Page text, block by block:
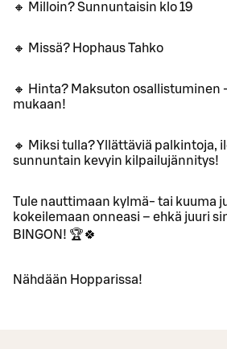
🔸 Milloin? Sunnuntaisin klo 19
🔸 Missä? Hophaus Tahko
🔸 Hinta? Maksuton osallistuminen
mukaan!
🔸 Miksi tulla? Yllättäviä palkintoja,
sunnuntain kevyin kilpailujännitys!
Tule nauttimaan kylmä- tai kuuma
kokeilemaan onneasi – ehkä juuri
BINGON! 🏆🍀
Nähdään Hopparissa!